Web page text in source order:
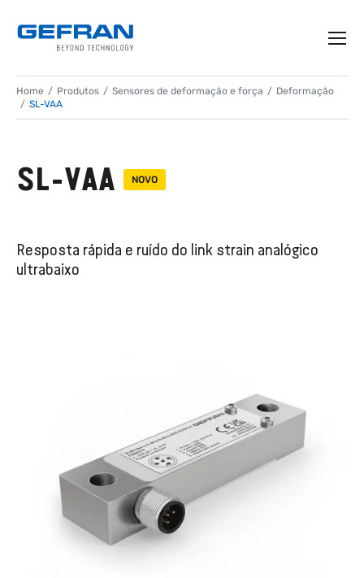
Home Produtos Sensores de deformação e força
Deformação
SL-VAA
SL-VAA NOVO
Resposta rápida e ruído do link strain analógico
ultrabaixo